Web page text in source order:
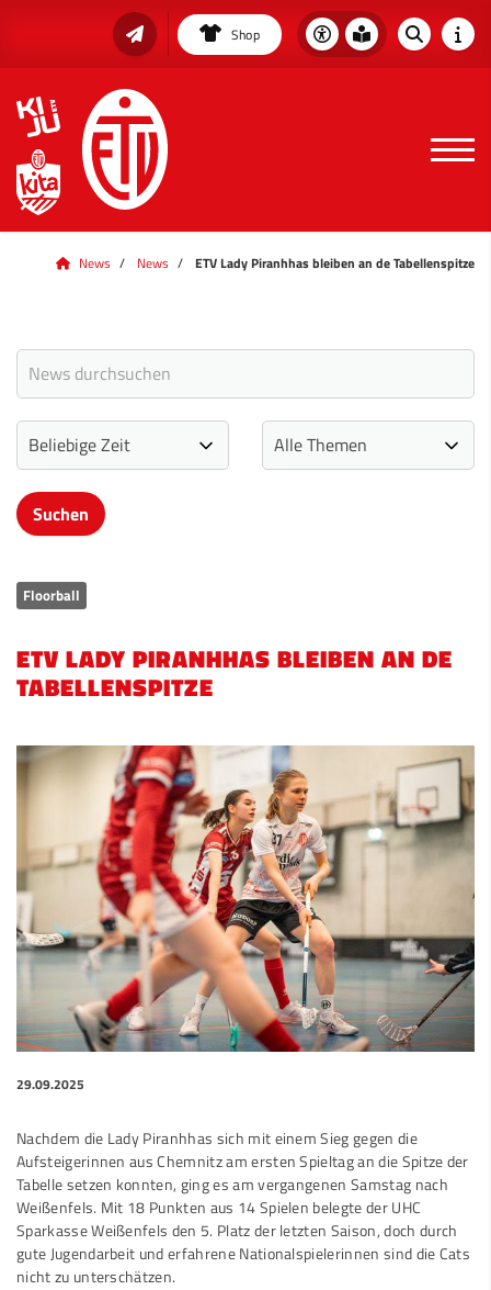
Shop
News News ETV Lady Piranhhas bleiben an de Tabellenspitze
Floorball
ETV LADY PIRANHHAS BLEIBEN AN DE
TABELLENSPITZE
29.09.2025
Nachdem die Lady Piranhhas sich mit einem Sieg gegen die
Aufsteigerinnen aus Chemnitz am ersten Spieltag an die Spitze der
Tabelle setzen konnten, ging es am vergangenen Samstag nach
Weißenfels. Mit 18 Punkten aus 14 Spielen belegte der UHC
Sparkasse Weißenfels den 5. Platz der letzten Saison, doch durch
gute Jugendarbeit und erfahrene Nationalspielerinnen sind die Cats
nicht zu unterschätzen.